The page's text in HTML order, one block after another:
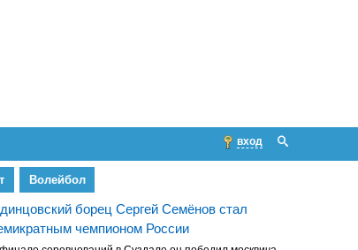
вход
Волейбол
борец Сергей Семёнов стал
чемпионом России